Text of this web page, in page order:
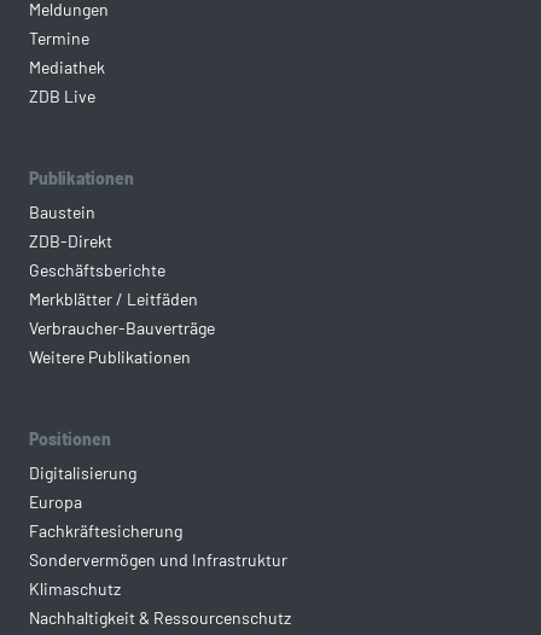
Meldungen
Termine
Mediathek
ZDB Live
Publikationen
Baustein
ZDB-Direkt
Geschäftsberichte
Merkblätter / Leitfäden
Verbraucher-Bauverträge
Weitere Publikationen
Positionen
Digitalisierung
Europa
Fachkräftesicherung
Sondervermögen und Infrastruktur
Klimaschutz
Nachhaltigkeit & Ressourcenschutz